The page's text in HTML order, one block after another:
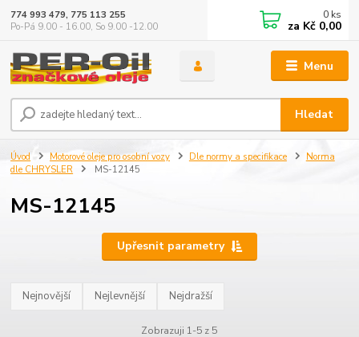
Menu
Hledat
774 993 479, 775 113 255
Po-Pá 9.00 - 16.00, So 9.00 -12.00
0 ks
za Kč 0,00
Úvod Motorové oleje pro osobní vozy Dle normy a specifikace
Norma
dle CHRYSLER
MS-12145
MS-12145
Upřesnit parametry
Nejnovější Nejlevnější Nejdražší
Zobrazuji 1-5 z 5